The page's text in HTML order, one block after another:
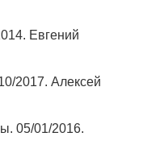
Евгений
2017. Алексей
05/01/2016.